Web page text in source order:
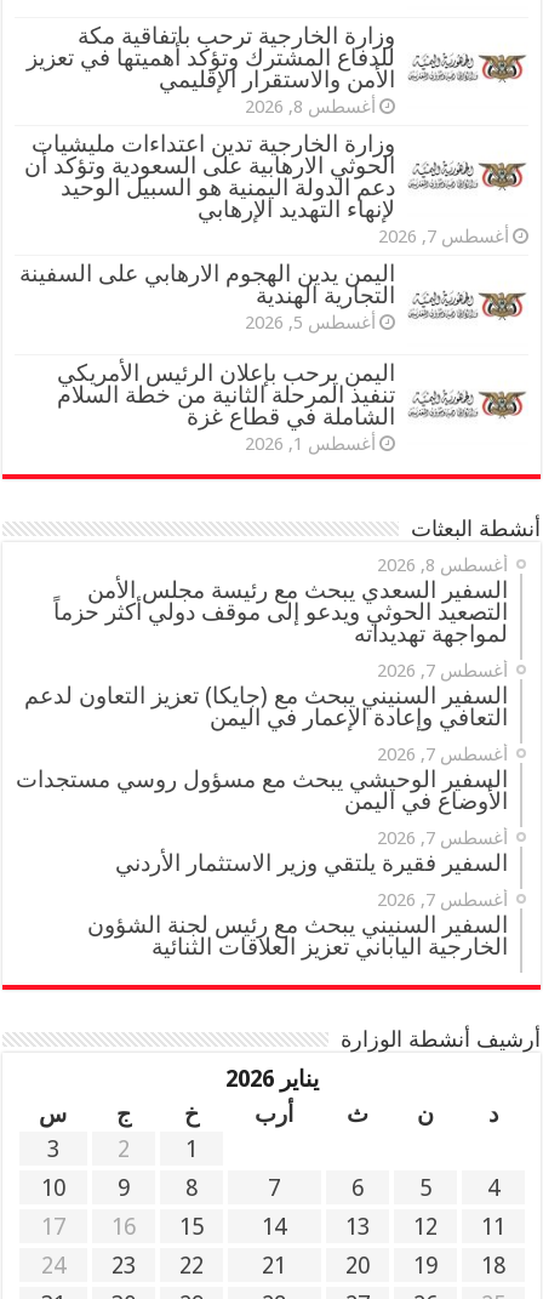
وزارة الخارجية ترحب باتفاقية مكة
للدفاع المشترك وتؤكد أهميتها في تعزيز
الأمن والاستقرار الإقليمي
أغسطس 8, 2026
وزارة الخارجية تدين اعتداءات مليشيات
الحوثي الارهابية على السعودية وتؤكد أن
دعم الدولة اليمنية هو السبيل الوحيد
لإنهاء التهديد الإرهابي
أغسطس 7, 2026
اليمن يدين الهجوم الارهابي على السفينة
التجارية الهندية
أغسطس 5, 2026
اليمن يرحب بإعلان الرئيس الأمريكي
تنفيذ المرحلة الثانية من خطة السلام
الشاملة في قطاع غزة
أغسطس 1, 2026
أنشطة البعثات
أغسطس 8, 2026
السفير السعدي يبحث مع رئيسة مجلس الأمن
التصعيد الحوثي ويدعو إلى موقف دولي أكثر حزماً
لمواجهة تهديداته
أغسطس 7, 2026
السفير السنيني يبحث مع (جايكا) تعزيز التعاون لدعم
التعافي وإعادة الإعمار في اليمن
أغسطس 7, 2026
السفير الوحيشي يبحث مع مسؤول روسي مستجدات
الأوضاع في اليمن
أغسطس 7, 2026
السفير فقيرة يلتقي وزير الاستثمار الأردني
أغسطس 7, 2026
السفير السنيني يبحث مع رئيس لجنة الشؤون
الخارجية الياباني تعزيز العلاقات الثنائية
أرشيف أنشطة الوزارة
يناير 2026
د
ن ث أرب خ ج
س
1
2
3
4
5
6
7
8
9
10
11
12
13
14
15
16
17
18
19
20
21
22
23
24